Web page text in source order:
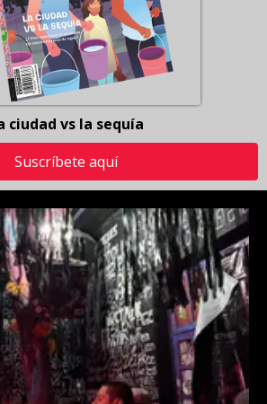
ciudad vs la sequía
Suscríbete aquí